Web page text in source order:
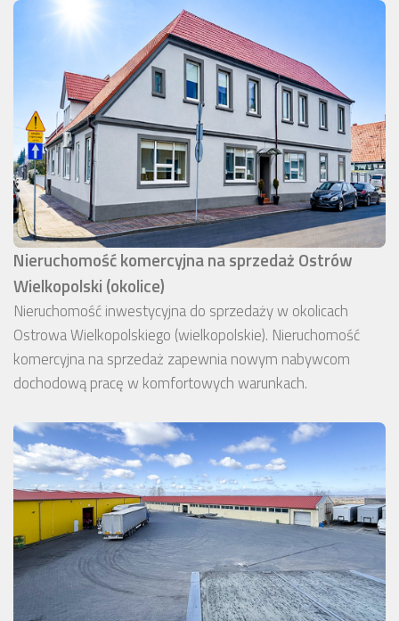
Nieruchomość komercyjna na sprzedaż Ostrów
Wielkopolski (okolice)
Nieruchomość inwestycyjna do sprzedaży w okolicach
Ostrowa Wielkopolskiego (wielkopolskie). Nieruchomość
komercyjna na sprzedaż zapewnia nowym nabywcom
dochodową pracę w komfortowych warunkach.